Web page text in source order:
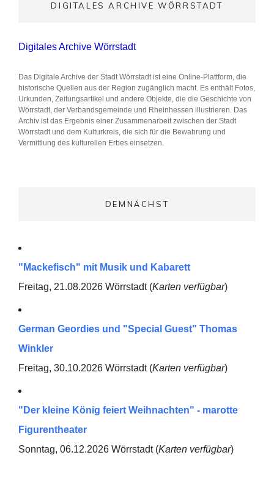
DIGITALES ARCHIVE WÖRRSTADT
Digitales Archive Wörrstadt
Das Digitale Archive der Stadt Wörrstadt ist eine Online-Plattform, die
historische Quellen aus der Region zugänglich macht. Es enthält Fotos,
Urkunden, Zeitungsartikel und andere Objekte, die die Geschichte von
Wörrstadt, der Verbandsgemeinde und Rheinhessen illustrieren. Das
Archiv ist das Ergebnis einer Zusammenarbeit zwischen der Stadt
Wörrstadt und dem Kulturkreis, die sich für die Bewahrung und
Vermittlung des kulturellen Erbes einsetzen.
DEMNÄCHST
"Mackefisch" mit Musik und Kabarett
Freitag, 21.08.2026 Wörrstadt (Karten verfügbar)
German Geordies und "Special Guest" Thomas
Winkler
Freitag, 30.10.2026 Wörrstadt (Karten verfügbar)
"Der kleine König feiert Weihnachten" - marotte
Figurentheater
Sonntag, 06.12.2026 Wörrstadt (Karten verfügbar)